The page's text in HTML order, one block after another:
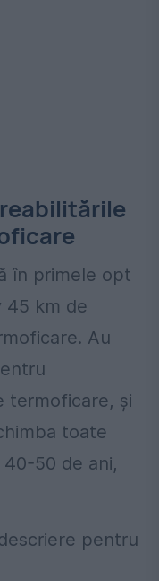
în primele opt
45 km de
Au
termoficare, și
toate
50 de ani,